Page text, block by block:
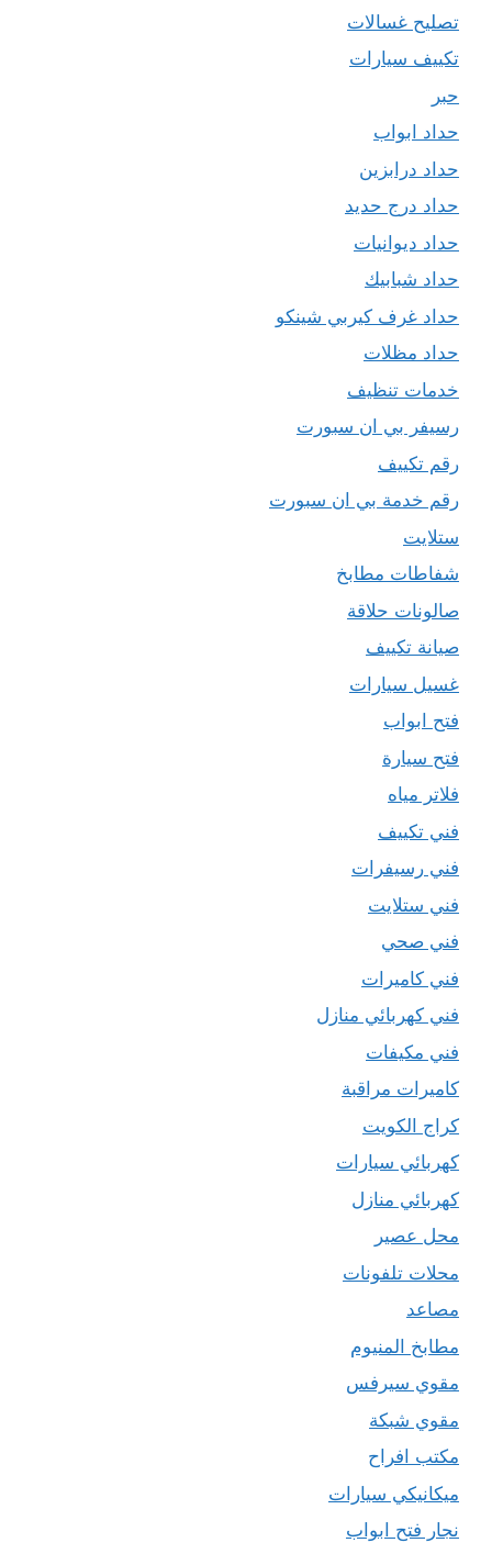
تصليح غسالات
تكييف سيارات
حبر
حداد ابواب
حداد درابزين
حداد درج حديد
حداد ديوانيات
حداد شبابيك
حداد غرف كيربي شينكو
حداد مظلات
خدمات تنظيف
رسيفر بي ان سبورت
رقم تكييف
رقم خدمة بي ان سبورت
ستلايت
شفاطات مطابخ
صالونات حلاقة
صيانة تكييف
غسيل سيارات
فتح ابواب
فتح سيارة
فلاتر مياه
فني تكييف
فني رسيفرات
فني ستلايت
فني صحي
فني كاميرات
فني كهربائي منازل
فني مكيفات
كاميرات مراقبة
كراج الكويت
كهربائي سيارات
كهربائي منازل
محل عصير
محلات تلفونات
مصاعد
مطابخ المنيوم
مقوي سيرفس
مقوي شبكة
مكتب افراح
ميكانيكي سيارات
نجار فتح ابواب